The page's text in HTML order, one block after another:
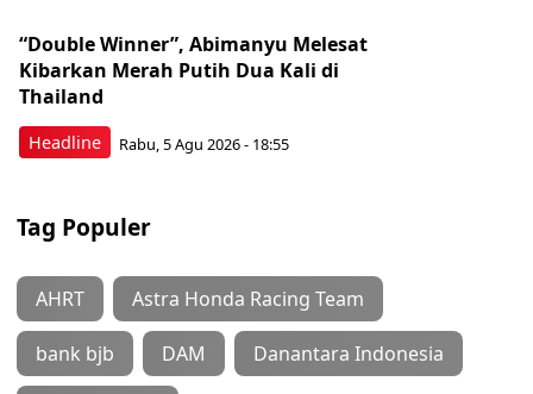
Headline
“Double Winner”, Abimanyu Melesat
Kibarkan Merah Putih Dua Kali di
Thailand
Rabu, 5 Agu 2026 - 18:55
Tag Populer
AHRT Astra Honda Racing Team
bank bjb DAM Danantara Indonesia